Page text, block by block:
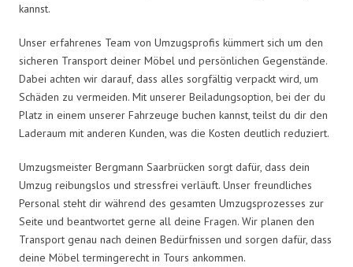
kannst.
Unser erfahrenes Team von Umzugsprofis kümmert sich um den
sicheren Transport deiner Möbel und persönlichen Gegenstände.
Dabei achten wir darauf, dass alles sorgfältig verpackt wird, um
Schäden zu vermeiden. Mit unserer Beiladungsoption, bei der du
Platz in einem unserer Fahrzeuge buchen kannst, teilst du dir den
Laderaum mit anderen Kunden, was die Kosten deutlich reduziert.
Umzugsmeister Bergmann Saarbrücken sorgt dafür, dass dein
Umzug reibungslos und stressfrei verläuft. Unser freundliches
Personal steht dir während des gesamten Umzugsprozesses zur
Seite und beantwortet gerne all deine Fragen. Wir planen den
Transport genau nach deinen Bedürfnissen und sorgen dafür, dass
deine Möbel termingerecht in Tours ankommen.